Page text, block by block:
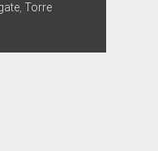
, Torre